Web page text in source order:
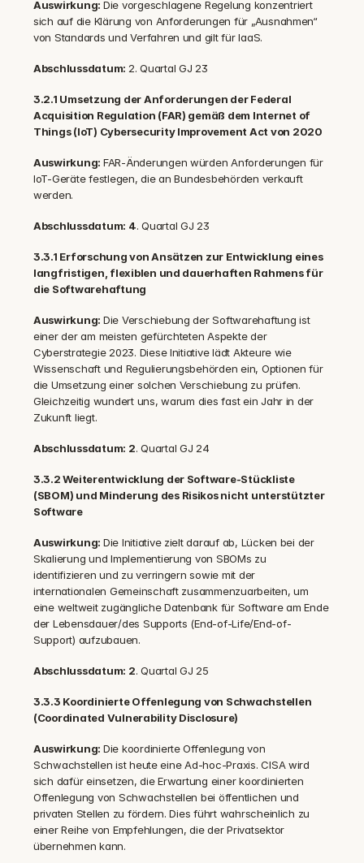
Auswirkung: Die vorgeschlagene Regelung konzentriert
sich auf die Klärung von Anforderungen für „Ausnahmen“
von Standards und Verfahren und gilt für IaaS.
Abschlussdatum: 2. Quartal GJ 23
3.2.1 Umsetzung der Anforderungen der Federal
Acquisition Regulation (FAR) gemäß dem Internet of
Things (IoT) Cybersecurity Improvement Act von 2020
Auswirkung: FAR-Änderungen würden Anforderungen für
IoT-Geräte festlegen, die an Bundesbehörden verkauft
werden.
Abschlussdatum: 4. Quartal GJ 23
3.3.1 Erforschung von Ansätzen zur Entwicklung eines
langfristigen, flexiblen und dauerhaften Rahmens für
die Softwarehaftung
Auswirkung: Die Verschiebung der Softwarehaftung ist
einer der am meisten gefürchteten Aspekte der
Cyberstrategie 2023. Diese Initiative lädt Akteure wie
Wissenschaft und Regulierungsbehörden ein, Optionen für
die Umsetzung einer solchen Verschiebung zu prüfen.
Gleichzeitig wundert uns, warum dies fast ein Jahr in der
Zukunft liegt.
Abschlussdatum: 2. Quartal GJ 24
3.3.2 Weiterentwicklung der Software-Stückliste
(SBOM) und Minderung des Risikos nicht unterstützter
Software
Auswirkung: Die Initiative zielt darauf ab, Lücken bei der
Skalierung und Implementierung von SBOMs zu
identifizieren und zu verringern sowie mit der
internationalen Gemeinschaft zusammenzuarbeiten, um
eine weltweit zugängliche Datenbank für Software am Ende
der Lebensdauer/des Supports (End-of-Life/End-of-
Support) aufzubauen.
Abschlussdatum: 2. Quartal GJ 25
3.3.3 Koordinierte Offenlegung von Schwachstellen
(Coordinated Vulnerability Disclosure)
Auswirkung: Die koordinierte Offenlegung von
Schwachstellen ist heute eine Ad-hoc-Praxis. CISA wird
sich dafür einsetzen, die Erwartung einer koordinierten
Offenlegung von Schwachstellen bei öffentlichen und
privaten Stellen zu fördern. Dies führt wahrscheinlich zu
einer Reihe von Empfehlungen, die der Privatsektor
übernehmen kann.